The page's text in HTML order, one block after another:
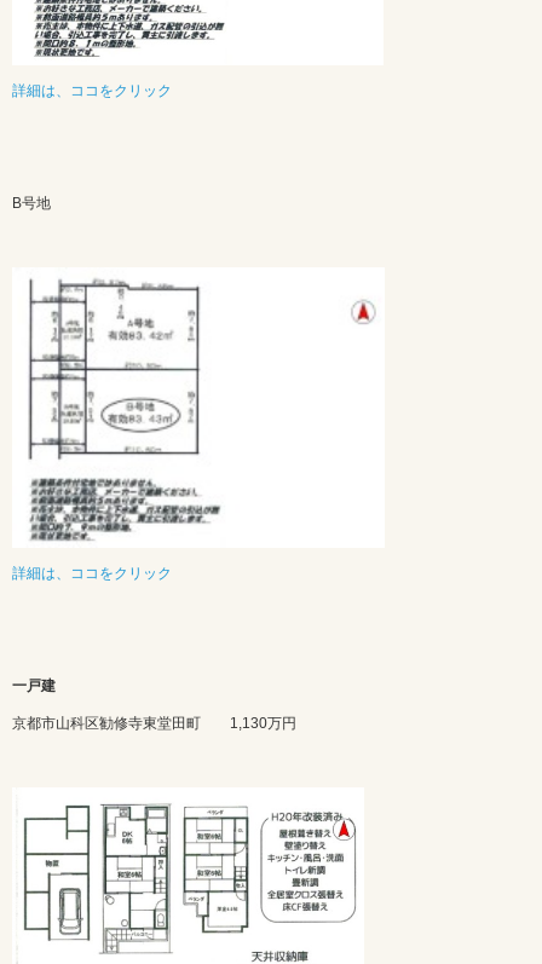
詳細は、ココをクリック
B号地
詳細は、ココをクリック
一戸建
京都市山科区勧修寺東堂田町 1,130万円